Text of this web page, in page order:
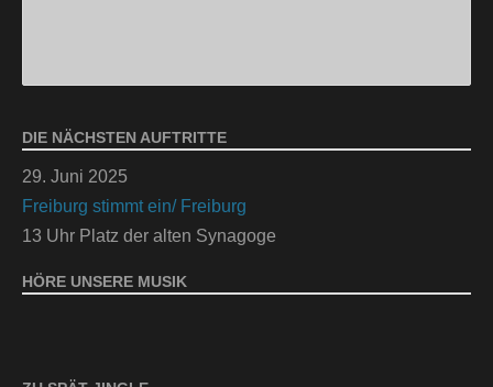
DIE NÄCHSTEN AUFTRITTE
29. Juni 2025
Freiburg stimmt ein/ Freiburg
13 Uhr Platz der alten Synagoge
HÖRE UNSERE MUSIK